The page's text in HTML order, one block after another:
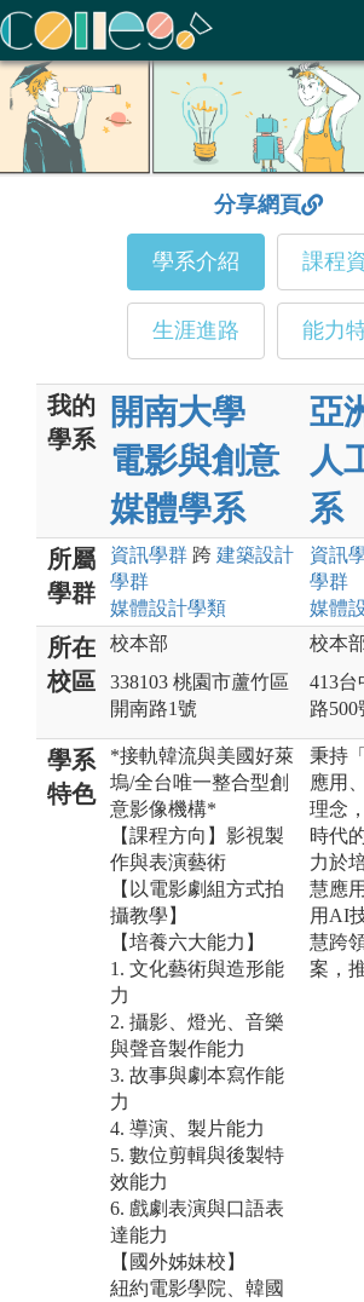
ColleGo! 大學選才與高中育才輔助系統
分享網頁
學系介紹 課程
生涯進路 能力
我的
學系
開南大學
電影與創意
媒體學系
亞
人
系
所屬
學群
資訊學群 跨 建築設計
學群
媒體設計學類
資訊
學群
媒體
所在
校區
校本部
338103 桃園市蘆竹區
開南路1號
校本
413
路500
學系
特色
*接軌韓流與美國好萊
塢/全台唯一整合型創
意影像機構*
【課程方向】影視製
作與表演藝術
【以電影劇組方式拍
攝教學】
【培養六大能力】
1. 文化藝術與造形能
力
2. 攝影、燈光、音樂
與聲音製作能力
3. 故事與劇本寫作能
力
4. 導演、製片能力
5. 數位剪輯與後製特
效能力
6. 戲劇表演與口語表
達能力
【國外姊妹校】
紐約電影學院、韓國
秉持
應用
理念
時代
力於
慧應
用AI
慧跨
案，